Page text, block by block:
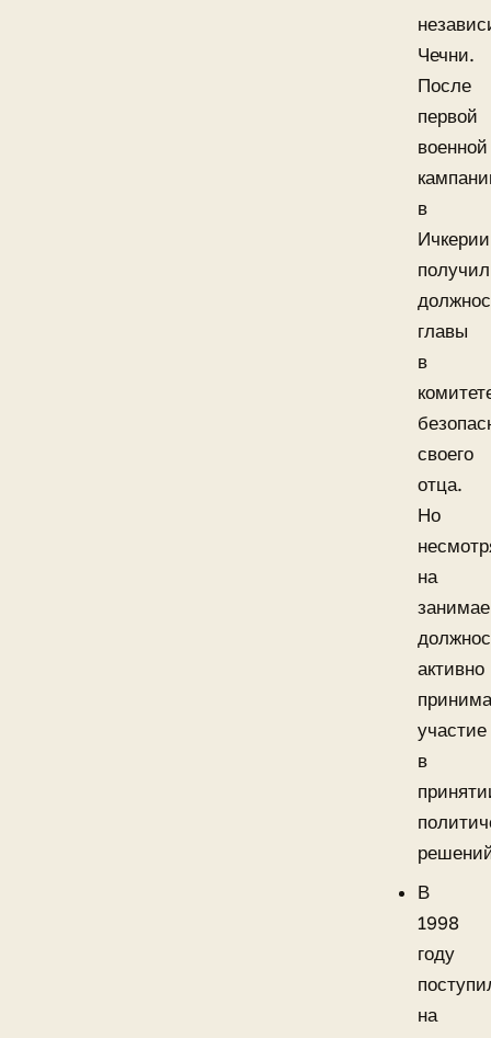
Чечни.
После
первой
военной
в
Ичкерии
получил
главы
в
своего
отца.
Но
на
активно
участие
в
В
1998
году
на